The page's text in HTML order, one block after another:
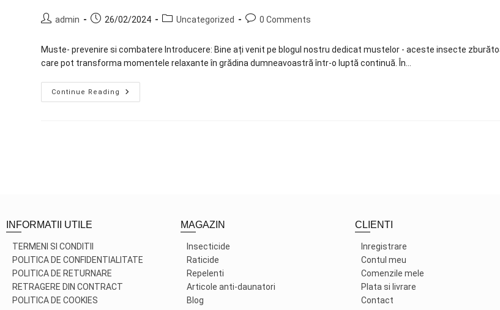
admin 26/02/2024 Uncategorized 0 Comments
Muste- prevenire si combatere Introducere: Bine ați venit pe blogul nostru dedicat mustelor - aceste insecte
care pot transforma momentele relaxante în grădina dumneavoastră într-o luptă continuă. În…
Continue Reading
INFORMATII UTILE
TERMENI SI CONDITII
POLITICA DE CONFIDENTIALITATE
POLITICA DE RETURNARE
RETRAGERE DIN CONTRACT
POLITICA DE COOKIES
MAGAZIN
Insecticide
Raticide
Repelenti
Articole anti-daunatori
Blog
CLIENTI
Inregistrare
Contul meu
Comenzile mele
Plata si livrare
Contact